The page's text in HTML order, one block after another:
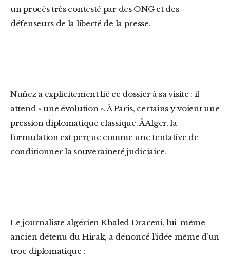
un procès très contesté par des ONG et des
défenseurs de la liberté de la presse.
Nuñez a explicitement lié ce dossier à sa visite : il
attend « une évolution ». À Paris, certains y voient une
pression diplomatique classique. À Alger, la
formulation est perçue comme une tentative de
conditionner la souveraineté judiciaire.
Le journaliste algérien Khaled Drareni, lui-même
ancien détenu du Hirak, a dénoncé l’idée même d’un
troc diplomatique :